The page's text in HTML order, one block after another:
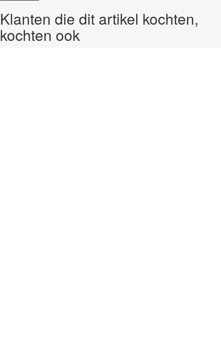
Klanten die dit artikel kochten,
kochten ook